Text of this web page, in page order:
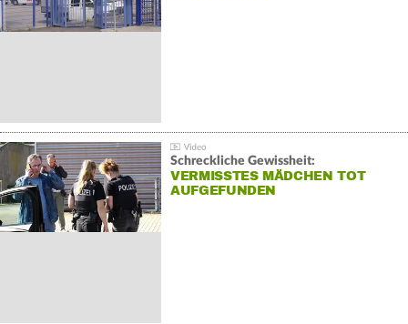
Schreckliche Gewissheit:
VERMISSTES MÄDCHEN TOT
AUFGEFUNDEN